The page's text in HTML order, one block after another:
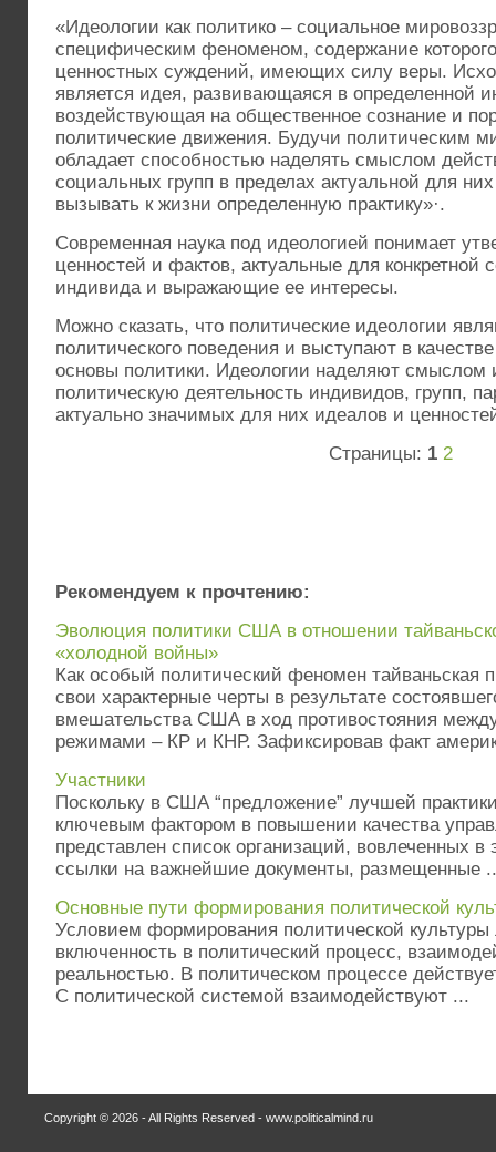
«Идеологии как политико – социальное
специфическим феноменом, содержание
ценностных суждений, имеющих силу веры.
является идея, развивающаяся в определенной
воздействующая на общественное сознание и
политические движения. Будучи политическим
обладает способностью наделять смыслом
социальных групп в пределах актуальной для
вызывать к жизни определенную практику»·.
Современная наука под идеологией понимает
ценностей и фактов, актуальные для конкретной
индивида и выражающие ее интересы.
Можно сказать, что политические идеологии
политического поведения и выступают в
основы политики. Идеологии наделяют смыслом
политическую деятельность индивидов, групп,
актуально значимых для них идеалов и
Страницы: 1 2
Рекомендуем к прочтению:
Эволюция политики США в отношении
«холодной войны»
Как особый политический феномен тайваньская
свои характерные черты в результате
вмешательства США в ход противостояния
режимами – КР и КНР. Зафиксировав факт
Участники
Поскольку в США “предложение” лучшей
ключевым фактором в повышении качества
представлен список организаций, вовлеченных в
ссылки на важнейшие документы, размещенные
Основные пути формирования политической
Условием формирования политической
включенность в политический процесс,
реальностью. В политическом процессе
С политической системой взаимодействуют ...
Copyright © 2026 - All Rights Reserved - www.politicalmind.ru